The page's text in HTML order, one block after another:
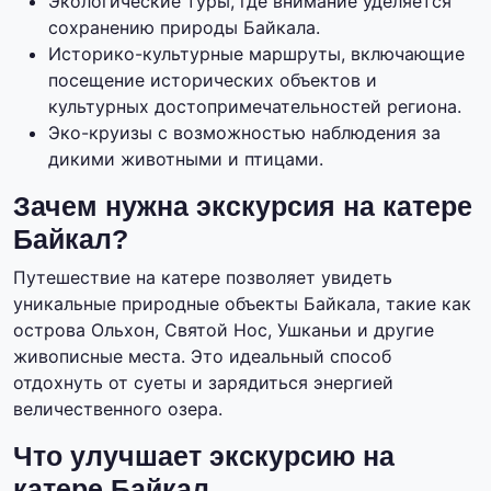
сохранению природы Байкала.
Историко-культурные маршруты, включающие
посещение исторических объектов и
культурных достопримечательностей региона.
Эко-круизы с возможностью наблюдения за
дикими животными и птицами.
Зачем нужна экскурсия на катере
Байкал?
Путешествие на катере позволяет увидеть
уникальные природные объекты Байкала, такие как
острова Ольхон, Святой Нос, Ушканьи и другие
живописные места. Это идеальный способ
отдохнуть от суеты и зарядиться энергией
величественного озера.
Что улучшает экскурсию на